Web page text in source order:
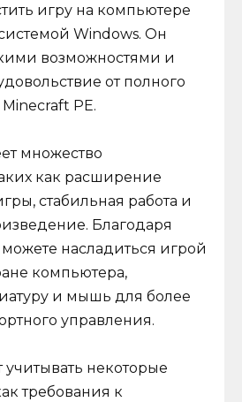
игру на компьютере
Windows. Он
возможностями и
от полного
PE.
множество
как расширение
стабильная работа и
Благодаря
насладиться игрой
компьютера,
и мышь для более
управления.
некоторые
требования к